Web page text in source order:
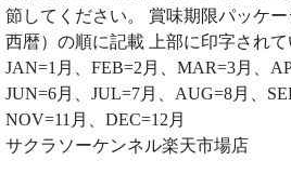
節してください。 賞味期限パッケー
西暦）の順に記載 上部に印字されて
JAN=1月、FEB=2月、MAR=3月、
JUN=6月、JUL=7月、AUG=8月、
NOV=11月、DEC=12月
サクラソーケンネル楽天市場店